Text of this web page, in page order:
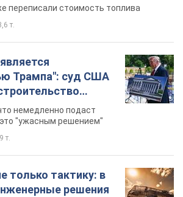
переписали стоимость топлива
т.
Трампа": суд США
400 млн
немедленно подаст
"ужасным решением"
т.
только тактику: в
решения